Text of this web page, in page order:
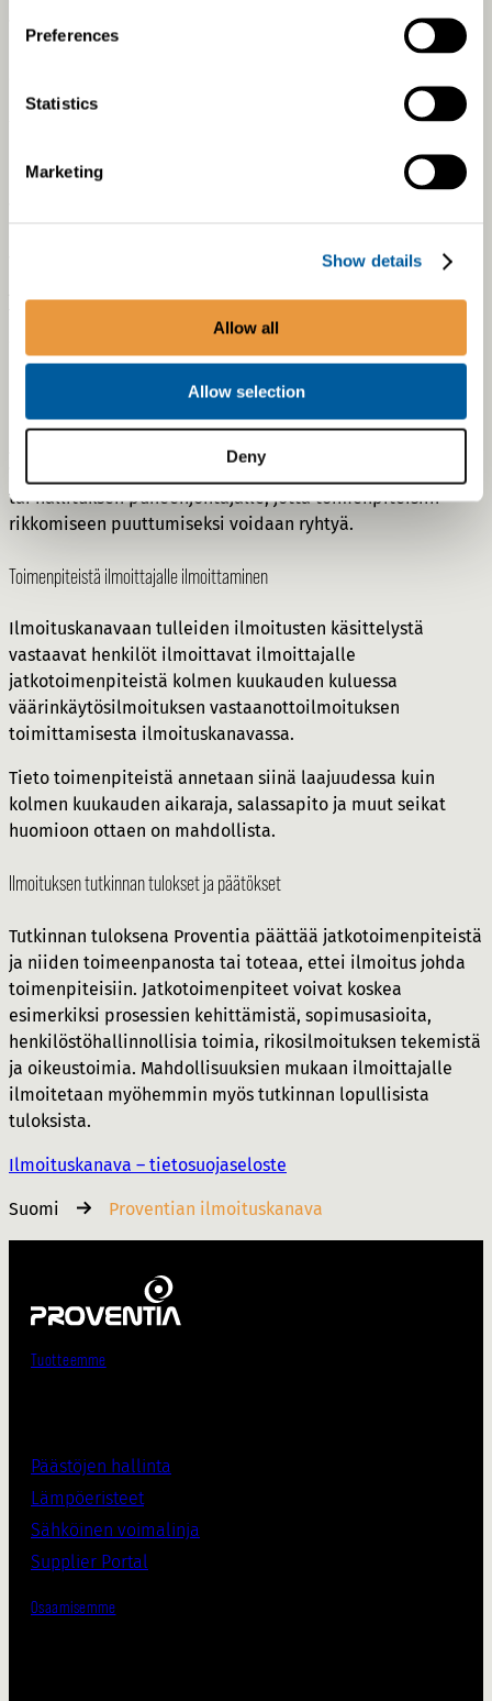
Preferences
Statistics
Marketing
Show details
Allow all
Allow selection
Deny
vastuutaholle. Jos ilmoitusta ei ole tarpeen siirtää muuhun
käsittelyprosessiin tai muulle vastuutaholle, ilmoittajalle
Kun kyseessä on ilmoituskanavaan kuuluva
vastaavat henkilöt arvioivat tarvittavat tutkinnan
Jos ilmoitus osoittautuu todeksi, ilmoituksen käsittelystä
vastaavat henkilöt raportoivat asiasta toimitusjohtajalle
tai hallituksen puheenjohtajalle, jotta toimenpiteisiin
rikkomiseen puuttumiseksi voidaan ryhtyä.
Toimenpiteistä ilmoittajalle ilmoittaminen
Ilmoituskanavaan tulleiden ilmoitusten käsittelystä
vastaavat henkilöt ilmoittavat ilmoittajalle
jatkotoimenpiteistä kolmen kuukauden kuluessa
väärinkäytösilmoituksen vastaanottoilmoituksen
toimittamisesta ilmoituskanavassa.
Tieto toimenpiteistä annetaan siinä laajuudessa kuin
kolmen kuukauden aikaraja, salassapito ja muut seikat
huomioon ottaen on mahdollista.
Ilmoituksen tutkinnan tulokset ja päätökset
Tutkinnan tuloksena Proventia päättää jatkotoimenpiteistä
ja niiden toimeenpanosta tai toteaa, ettei ilmoitus johda
toimenpiteisiin. Jatkotoimenpiteet voivat koskea
esimerkiksi prosessien kehittämistä, sopimusasioita,
henkilöstöhallinnollisia toimia, rikosilmoituksen tekemistä
ja oikeustoimia. Mahdollisuuksien mukaan ilmoittajalle
ilmoitetaan myöhemmin myös tutkinnan lopullisista
tuloksista.
Ilmoituskanava – tietosuojaseloste
Suomi Proventian ilmoituskanava
Tuotteemme
Päästöjen hallinta
Lämpöeristeet
Sähköinen voimalinja
Supplier Portal
Osaamisemme